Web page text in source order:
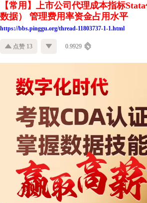
【常用】上市公司代理成本指标
数据） 管理费用率资金占用水平
https://bbs.pinggu.org/thread-11803737-1-1.html
点赞 13 0.9929